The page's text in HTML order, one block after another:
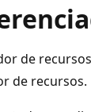
de
de recursos.